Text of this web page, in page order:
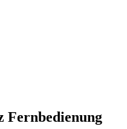
Fernbedienung